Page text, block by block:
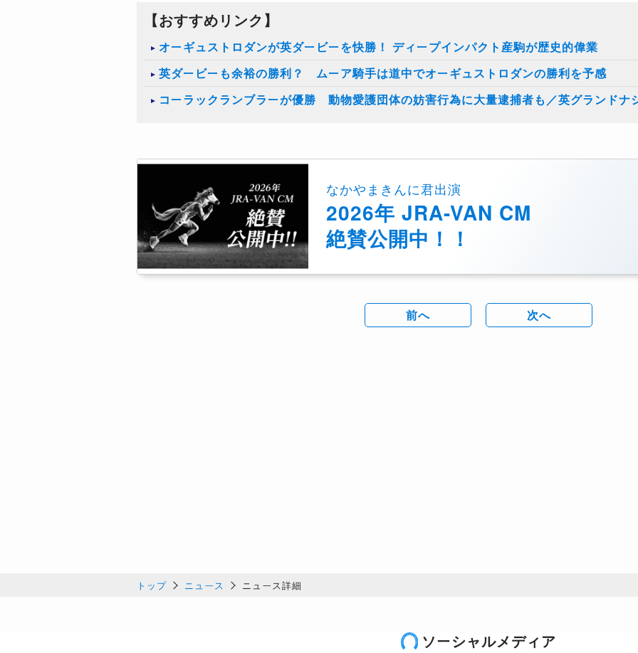
【おすすめリンク】
オーギュストロダンが英ダービーを快勝！ ディープインパクト産駒が歴史的偉業
英ダービーも余裕の勝利？ ムーア騎手は道中でオーギュストロダンの勝利を予感
コーラックランブラーが優勝 動物愛護団体の妨害行為に大量逮捕者も／英グランドナ
なかやまきんに君出演
2026年 JRA-VAN CM
絶賛公開中！！
前へ 次へ
トップ ニュース ニュース詳細
ソーシャルメディア